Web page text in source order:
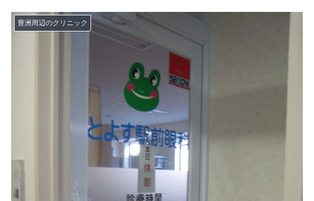
豊洲周辺のクリニック